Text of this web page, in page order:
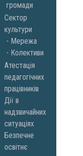
громади
Сектор
культури
Мережа
Колективи
Атестація
педагогічних
працівників
Дії в
надзвичайних
ситуаціях
Безпечне
освітнє